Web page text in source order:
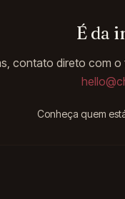
É da
contato direto com
Conheça quem